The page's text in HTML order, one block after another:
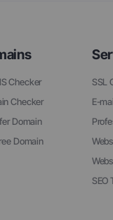
Checker
Checker
Domain
Domain
SSL
E-
SEO